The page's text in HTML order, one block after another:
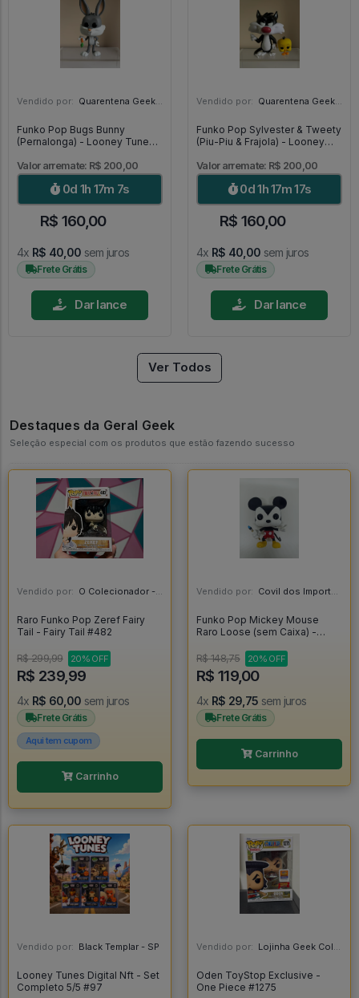
Vendido por: Quarentena Geek Store - SP
Funko Pop Bugs Bunny
(Pernalonga) - Looney Tunes
Valor arremate: R$ 200,00
0d 1h 17m 5s
R$ 160,00
4x R$ 40,00 sem juros
Frete Grátis
Dar lance
Vendido por: Quarentena Geek Store - SP
Funko Pop Sylvester & Tweety
(Piu-Piu & Frajola) - Looney
Valor arremate: R$ 200,00
0d 1h 17m 15s
R$ 160,00
4x R$ 40,00 sem juros
Frete Grátis
Dar lance
Ver Todos
Destaques da Geral Geek
Seleção especial com os produtos que estão fazendo sucesso
Vendido por: O Colecionador - SP
Raro Funko Pop Zeref Fairy
Tail - Fairy Tail #482
R$ 299,99 20% OFF
R$ 239,99
4x R$ 60,00 sem juros
Frete Grátis
Aqui tem cupom
Carrinho
Vendido por: Covil dos Importados - SP
Funko Pop Mickey Mouse
Raro Loose (sem Caixa) -
R$ 148,75
20% OFF
R$ 119,00
4x R$ 29,75 sem juros
Frete Grátis
Carrinho
Vendido por: Black Templar - SP
Looney Tunes Digital Nft - Set
Completo 5/5 #97
Vendido por: Lojinha Geek Colecionáveis - DF
Oden ToyStop Exclusive -
One Piece #1275